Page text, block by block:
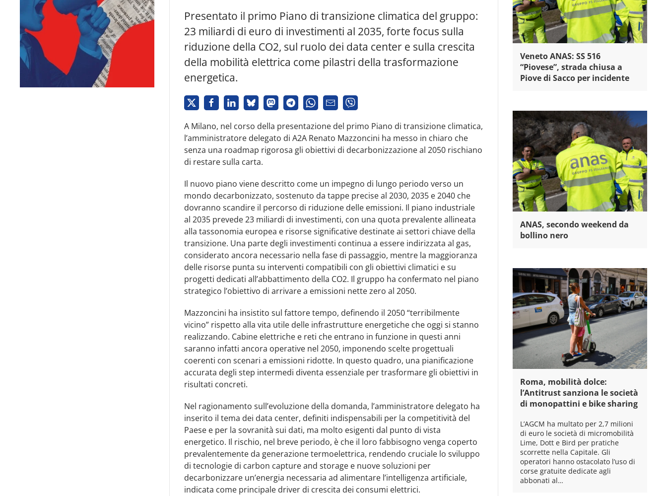
Presentato il primo Piano di transizione climatica del gruppo:
23 miliardi di euro di investimenti al 2035, forte focus sulla
riduzione della CO2, sul ruolo dei data center e sulla crescita
della mobilità elettrica come pilastri della trasformazione
energetica.
A Milano, nel corso della presentazione del primo Piano di transizione climatica,
l’amministratore delegato di A2A Renato Mazzoncini ha messo in chiaro che
senza una roadmap rigorosa gli obiettivi di decarbonizzazione al 2050 rischiano
di restare sulla carta.
Il nuovo piano viene descritto come un impegno di lungo periodo verso un
mondo decarbonizzato, sostenuto da tappe precise al 2030, 2035 e 2040 che
dovranno scandire il percorso di riduzione delle emissioni. Il piano industriale
al 2035 prevede 23 miliardi di investimenti, con una quota prevalente allineata
alla tassonomia europea e risorse significative destinate ai settori chiave della
transizione. Una parte degli investimenti continua a essere indirizzata al gas,
considerato ancora necessario nella fase di passaggio, mentre la maggioranza
delle risorse punta su interventi compatibili con gli obiettivi climatici e su
progetti dedicati all’abbattimento della CO2. Il gruppo ha confermato nel piano
strategico l’obiettivo di arrivare a emissioni nette zero al 2050.​
Mazzoncini ha insistito sul fattore tempo, definendo il 2050 “terribilmente
vicino” rispetto alla vita utile delle infrastrutture energetiche che oggi si stanno
realizzando. Cabine elettriche e reti che entrano in funzione in questi anni
saranno infatti ancora operative nel 2050, imponendo scelte progettuali
coerenti con scenari a emissioni ridotte. In questo quadro, una pianificazione
accurata degli step intermedi diventa essenziale per trasformare gli obiettivi in
risultati concreti.
Nel ragionamento sull’evoluzione della domanda, l’amministratore delegato ha
inserito il tema dei data center, definiti indispensabili per la competitività del
Paese e per la sovranità sui dati, ma molto esigenti dal punto di vista
energetico. Il rischio, nel breve periodo, è che il loro fabbisogno venga coperto
prevalentemente da generazione termoelettrica, rendendo cruciale lo sviluppo
di tecnologie di carbon capture and storage e nuove soluzioni per
decarbonizzare un’energia necessaria ad alimentare l’intelligenza artificiale,
indicata come principale driver di crescita dei consumi elettrici.​
Veneto ANAS: SS 516
“Piovese”, strada chiusa a
Piove di Sacco per incidente
ANAS, secondo weekend da
bollino nero
Roma, mobilità dolce:
l’Antitrust sanziona le società
di monopattini e bike sharing
L’AGCM ha multato per 2,7 milioni
di euro le società di micromobilità
Lime, Dott e Bird per pratiche
scorrette nella Capitale. Gli
operatori hanno ostacolato l’uso di
corse gratuite dedicate agli
abbonati al…